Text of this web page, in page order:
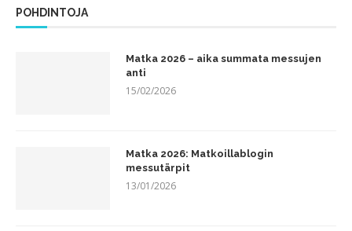
POHDINTOJA
Matka 2026 – aika summata messujen
anti
15/02/2026
Matka 2026: Matkoillablogin
messutärpit
13/01/2026